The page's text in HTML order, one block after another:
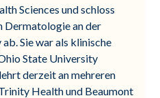
Sciences und schloss
Dermatologie an der
Sie war als klinische
State University
derzeit an mehreren
Health und Beaumont